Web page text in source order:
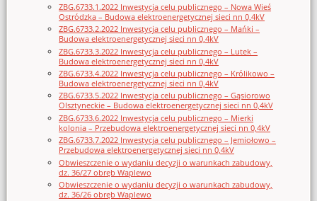
ZBG.6733.1.2022 Inwestycja celu publicznego – Nowa Wieś
Ostródzka – Budowa elektroenergetycznej sieci nn 0,4kV
ZBG.6733.2.2022 Inwestycja celu publicznego – Mańki –
Budowa elektroenergetycznej sieci nn 0,4kV
ZBG.6733.3.2022 Inwestycja celu publicznego – Lutek –
Budowa elektroenergetycznej sieci nn 0,4kV
ZBG.6733.4.2022 Inwestycja celu publicznego – Królikowo –
Budowa elektroenergetycznej sieci nn 0,4kV
ZBG.6733.5.2022 Inwestycja celu publicznego – Gąsiorowo
Olsztyneckie – Budowa elektroenergetycznej sieci nn 0,4kV
ZBG.6733.6.2022 Inwestycja celu publicznego – Mierki
kolonia – Przebudowa elektroenergetycznej sieci nn 0,4kV
ZBG.6733.7.2022 Inwestycja celu publicznego – Jemiołowo –
Przebudowa elektroenergetycznej sieci nn 0,4kV
Obwieszczenie o wydaniu decyzji o warunkach zabudowy,
dz. 36/27 obręb Waplewo
Obwieszczenie o wydaniu decyzji o warunkach zabudowy,
dz. 36/26 obręb Waplewo